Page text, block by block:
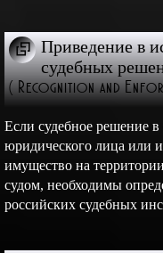
Приведение в
судебных
( Recognition and
Если судебное решение
юридического лица или
имущество на
судом, необходимы
российских судебных